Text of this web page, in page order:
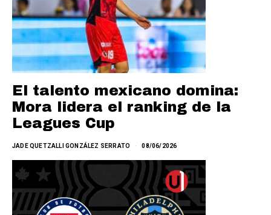
El talento mexicano domina:
Mora lidera el ranking de la
Leagues Cup
JADE QUETZALLI GONZÁLEZ SERRATO 08/06/2026